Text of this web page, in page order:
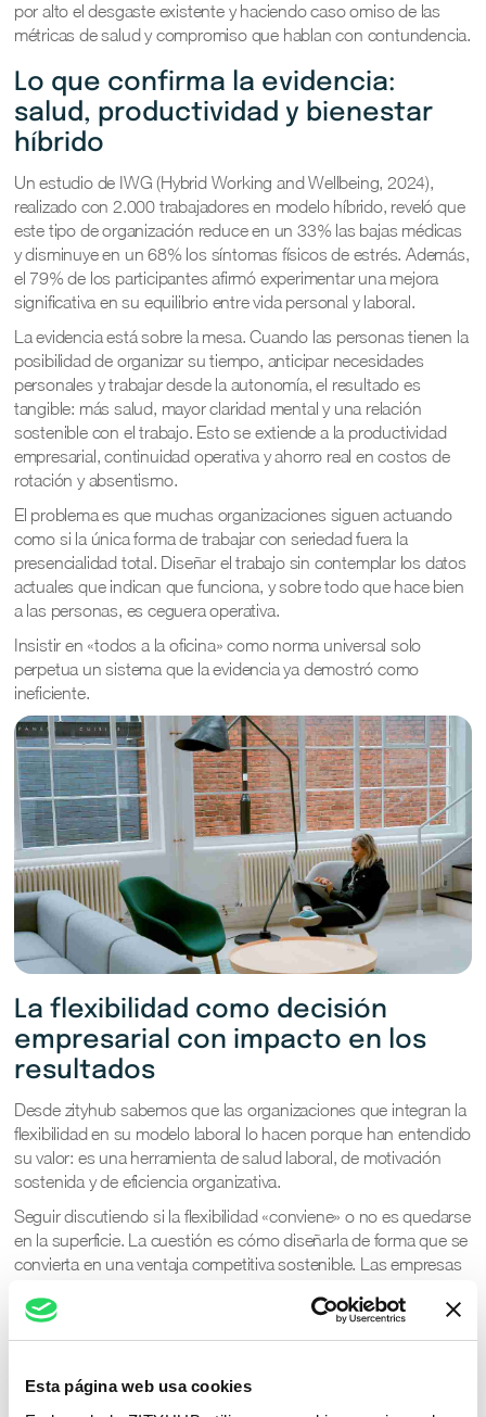
Esta página web usa cookies
por alto el desgaste existente y haciendo caso omiso de las
métricas de salud y compromiso que hablan con contundencia.
Lo que confirma la evidencia:
salud, productividad y bienestar
híbrido
Un estudio de IWG (Hybrid Working and Wellbeing, 2024),
realizado con 2.000 trabajadores en modelo híbrido, reveló que
este tipo de organización reduce en un 33% las bajas médicas
y disminuye en un 68% los síntomas físicos de estrés. Además,
el 79% de los participantes afirmó experimentar una mejora
significativa en su equilibrio entre vida personal y laboral.
La evidencia está sobre la mesa. Cuando las personas tienen la
posibilidad de organizar su tiempo, anticipar necesidades
personales y trabajar desde la autonomía, el resultado es
tangible: más salud, mayor claridad mental y una relación
sostenible con el trabajo. Esto se extiende a la productividad
empresarial, continuidad operativa y ahorro real en costos de
rotación y absentismo.
El problema es que muchas organizaciones siguen actuando
como si la única forma de trabajar con seriedad fuera la
presencialidad total. Diseñar el trabajo sin contemplar los datos
actuales que indican que funciona, y sobre todo que hace bien
a las personas, es ceguera operativa.
Insistir en «todos a la oficina» como norma universal solo
perpetua un sistema que la evidencia ya demostró como
ineficiente.
La flexibilidad como decisión
empresarial con impacto en los
resultados
Desde zityhub sabemos que las organizaciones que integran la
flexibilidad en su modelo laboral lo hacen porque han entendido
su valor: es una herramienta de salud laboral, de motivación
sostenida y de eficiencia organizativa.
Seguir discutiendo si la flexibilidad «conviene» o no es quedarse
en la superficie. La cuestión es cómo diseñarla de forma que se
convierta en una ventaja competitiva sostenible. Las empresas
bienestar, productividad y reputación.
Las que adoptan un modelo flexible basado en datos y
determinante: la confianza de su talento y la credibilidad de su